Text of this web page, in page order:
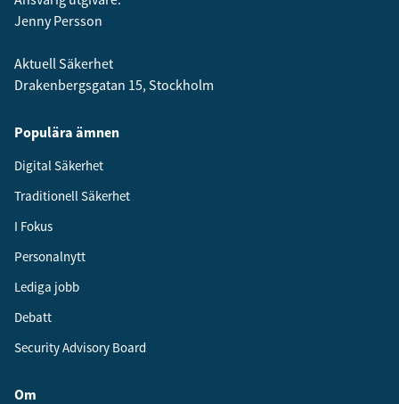
Jenny Persson
Aktuell Säkerhet
Drakenbergsgatan 15, Stockholm
Populära ämnen
Digital Säkerhet
Traditionell Säkerhet
I Fokus
Personalnytt
Lediga jobb
Debatt
Security Advisory Board
Om